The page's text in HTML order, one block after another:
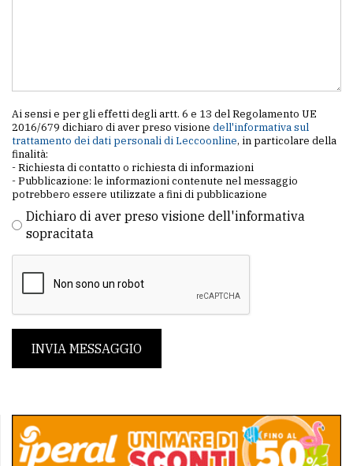
Ai sensi e per gli effetti degli artt. 6 e 13 del Regolamento UE
2016/679 dichiaro di aver preso visione dell'informativa sul
trattamento dei dati personali di Leccoonline, in particolare della
finalità:
- Richiesta di contatto o richiesta di informazioni
- Pubblicazione: le informazioni contenute nel messaggio
potrebbero essere utilizzate a fini di pubblicazione
Dichiaro di aver preso visione dell'informativa
sopracitata
INVIA MESSAGGIO